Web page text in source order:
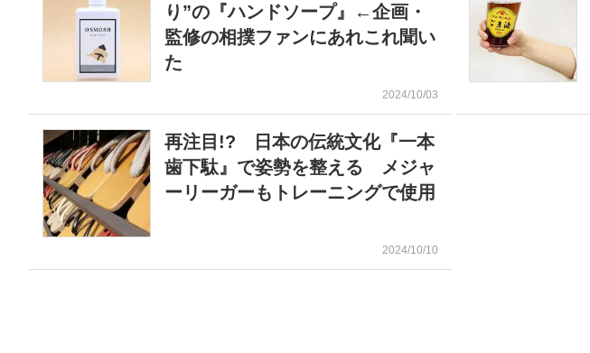
り”の『ハンドソープ』←企画・
監修の相撲ファンにあれこれ聞い
た
2024/10/03
再注目!? 日本の伝統文化『一本
歯下駄』で姿勢を整える メジャ
ーリーガーもトレーニングで使用
2024/10/10